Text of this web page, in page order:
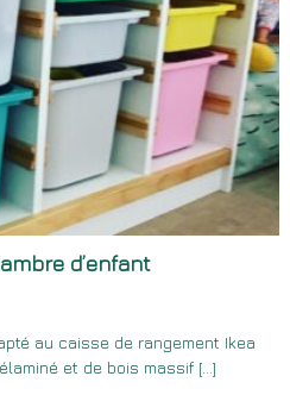
u
r
d’enfant
au caisse de rangement Ikea
et de bois massif […]